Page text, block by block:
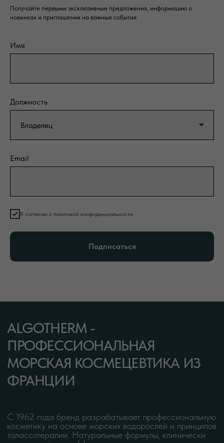
Получайте первыми эксклюзивные предложения, информацию о
новинках и приглашения на важные события
Имя
Должность
Email
Я согласен с политикой конфиденциальности
Подписаться